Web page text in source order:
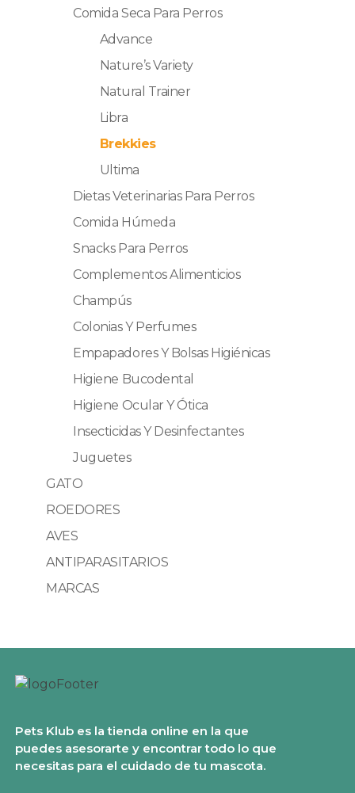
Comida Seca Para Perros
Advance
Nature’s Variety
Natural Trainer
Libra
Brekkies
Ultima
Dietas Veterinarias Para Perros
Comida Húmeda
Snacks Para Perros
Complementos Alimenticios
Champús
Colonias Y Perfumes
Empapadores Y Bolsas Higiénicas
Higiene Bucodental
Higiene Ocular Y Ótica
Insecticidas Y Desinfectantes
Juguetes
GATO
ROEDORES
AVES
ANTIPARASITARIOS
MARCAS
Pets Klub es la tienda online en la que
puedes asesorarte y encontrar todo lo que
necesitas para el cuidado de tu mascota.